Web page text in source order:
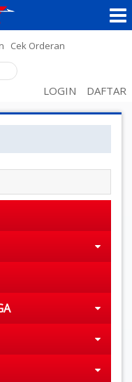
Cek Orderan
LOGIN DAFTAR